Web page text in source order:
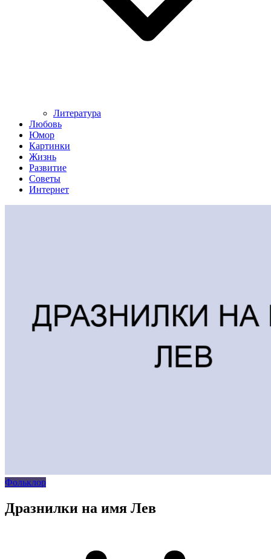
Литература
Любовь
Юмор
Картинки
Жизнь
Развитие
Советы
Интернет
Фольклор
Дразнилки на имя Лев